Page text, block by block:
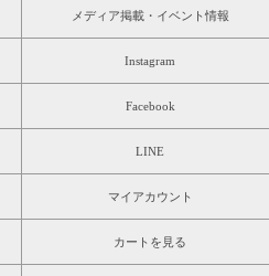
メディア掲載・イベント情報
Instagram
Facebook
LINE
マイアカウント
カートを見る